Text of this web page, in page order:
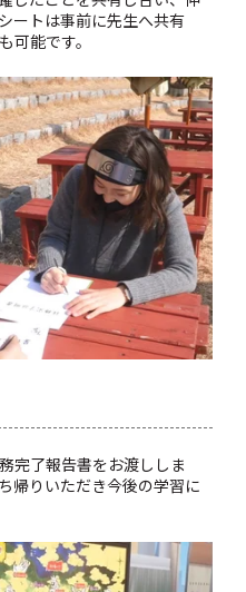
ートは事前に先生へ共有
可能です。
完了報告書をお渡ししま
帰りいただき今後の学習に